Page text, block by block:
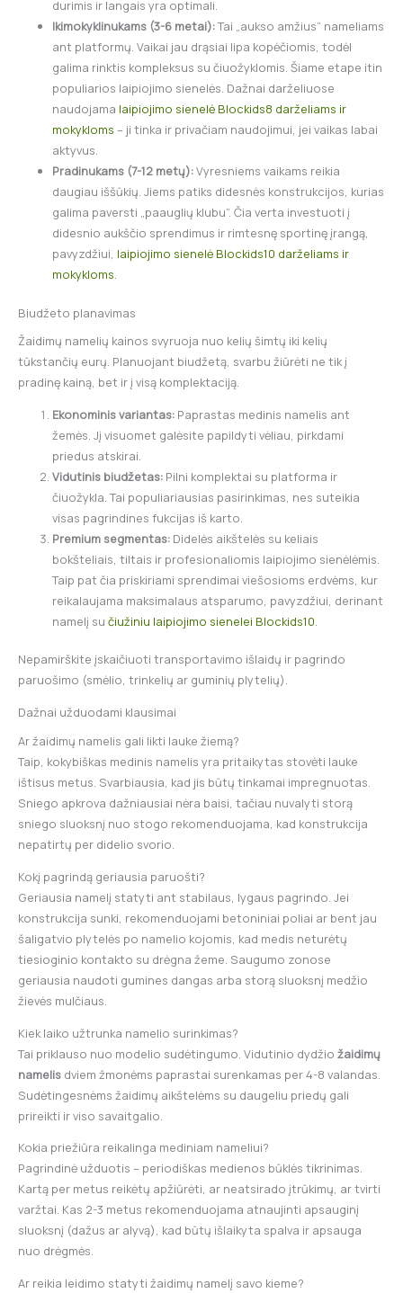
durimis ir langais yra optimali.
Ikimokyklinukams (3-6 metai):Tai „aukso amžius” nameliams
ant platformų. Vaikai jau drąsiai lipa kopėčiomis, todėl
galima rinktis kompleksus su čiuožyklomis. Šiame etape itin
populiarios laipiojimo sienelės. Dažnai darželiuose
naudojama laipiojimo sienelė Blockids8 darželiams ir
mokykloms – ji tinka ir privačiam naudojimui, jei vaikas labai
aktyvus.
Pradinukams (7-12 metų):Vyresniems vaikams reikia
daugiau iššūkių. Jiems patiks didesnės konstrukcijos, kurias
galima paversti „paauglių klubu”. Čia verta investuoti į
didesnio aukščio sprendimus ir rimtesnę sportinę įrangą,
pavyzdžiui, laipiojimo sienelė Blockids10 darželiams ir
mokykloms.
Biudžeto planavimas
Žaidimų namelių kainos svyruoja nuo kelių šimtų iki kelių
tūkstančių eurų. Planuojant biudžetą, svarbu žiūrėti ne tik į
pradinę kainą, bet ir į visą komplektaciją.
Ekonominis variantas:Paprastas medinis namelis ant
žemės. Jį visuomet galėsite papildyti vėliau, pirkdami
priedus atskirai.
Vidutinis biudžetas:Pilni komplektai su platforma ir
čiuožykla. Tai populiariausias pasirinkimas, nes suteikia
visas pagrindines fukcijas iš karto.
Premium segmentas:Didelės aikštelės su keliais
bokšteliais, tiltais ir profesionaliomis laipiojimo sienėlėmis.
Taip pat čia priskiriami sprendimai viešosioms erdvėms, kur
reikalaujama maksimalaus atsparumo, pavyzdžiui, derinant
namelį su čiužiniu laipiojimo sienelei Blockids10.
Nepamirškite įskaičiuoti transportavimo išlaidų ir pagrindo
paruošimo (smėlio, trinkelių ar guminių plytelių).
Dažnai užduodami klausimai
Ar žaidimų namelis gali likti lauke žiemą?
Taip, kokybiškas medinis namelis yra pritaikytas stovėti lauke
ištisus metus. Svarbiausia, kad jis būtų tinkamai impregnuotas.
Sniego apkrova dažniausiai nėra baisi, tačiau nuvalyti storą
sniego sluoksnį nuo stogo rekomenduojama, kad konstrukcija
nepatirtų per didelio svorio.
Kokį pagrindą geriausia paruošti?
Geriausia namelį statyti ant stabilaus, lygaus pagrindo. Jei
konstrukcija sunki, rekomenduojami betoniniai poliai ar bent jau
šaligatvio plytelės po namelio kojomis, kad medis neturėtų
tiesioginio kontakto su drėgna žeme. Saugumo zonose
geriausia naudoti gumines dangas arba storą sluoksnį medžio
žievės mulčiaus.
Kiek laiko užtrunka namelio surinkimas?
Tai priklauso nuo modelio sudėtingumo. Vidutinio dydžio žaidimų
namelisdviem žmonėms paprastai surenkamas per 4-8 valandas.
Sudėtingesnėms žaidimų aikštelėms su daugeliu priedų gali
prireikti ir viso savaitgalio.
Kokia priežiūra reikalinga mediniam nameliui?
Pagrindinė užduotis – periodiškas medienos būklės tikrinimas.
Kartą per metus reikėtų apžiūrėti, ar neatsirado įtrūkimų, ar tvirti
varžtai. Kas 2-3 metus rekomenduojama atnaujinti apsauginį
sluoksnį (dažus ar alyvą), kad būtų išlaikyta spalva ir apsauga
nuo drėgmės.
Ar reikia leidimo statyti žaidimų namelį savo kieme?